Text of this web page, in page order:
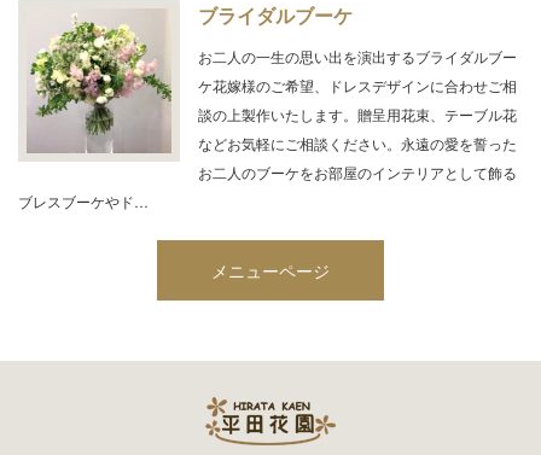
ブライダルブーケ
お二人の一生の思い出を演出するブライダルブー
ケ花嫁様のご希望、ドレスデザインに合わせご相
談の上製作いたします。贈呈用花束、テーブル花
などお気軽にご相談ください。永遠の愛を誓った
お二人のブーケをお部屋のインテリアとして飾る
ブレスブーケやド…
メニューページ